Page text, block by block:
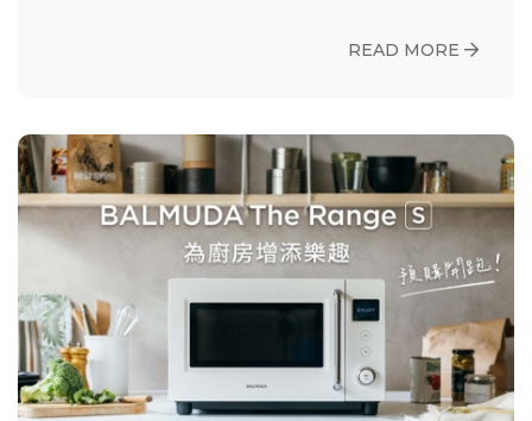
READ MORE